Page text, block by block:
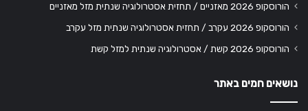
הורוסקופ 2026 מאזניים / תחזית אסטרולוגיה שנתית מזל מאזניים
הורוסקופ 2026 עקרב / תחזית אסטרולוגיה שנתית מזל עקרב
הורוסקופ 2026 קשת / אסטרולוגיה שנתית למזל קשת
נושאים חמים באתר